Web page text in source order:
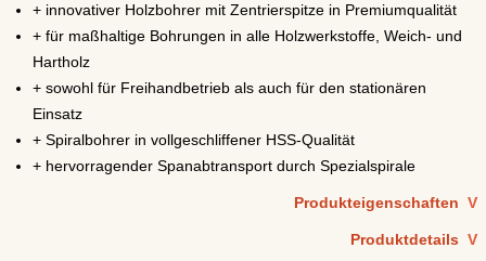
+ innovativer Holzbohrer mit Zentrierspitze in Premiumqualität
+ für maßhaltige Bohrungen in alle Holzwerkstoffe, Weich- und
Hartholz
+ sowohl für Freihandbetrieb als auch für den stationären
Einsatz
+ Spiralbohrer in vollgeschliffener HSS-Qualität
+ hervorragender Spanabtransport durch Spezialspirale
Produkteigenschaften V
Produktdetails V